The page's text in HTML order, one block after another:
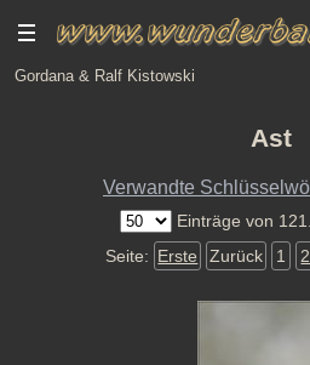
Gordana & Ralf Kistowski
Ast
Verwandte
Einträge von
Seite: Erste Zurück 1 2